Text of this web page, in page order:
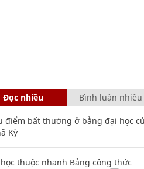
Đọc nhiều Bình luận nhiều
điểm bất thường ở bằng đại học
Kỳ
học thuộc nhanh Bảng công thức